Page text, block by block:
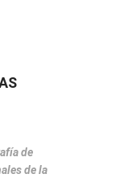
de
de la